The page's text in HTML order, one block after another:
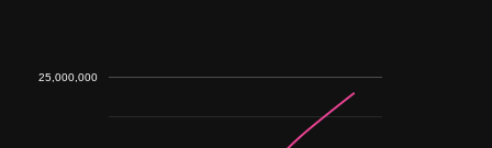
25,000,000